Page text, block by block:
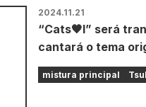
2024.11.21
“Cats🖤I” será
cantará o tema
mistura principal